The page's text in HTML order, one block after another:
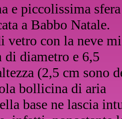
e piccolissima sfera
a Babbo Natale.
vetro con la neve
di diametro e 6,5
(2,5 cm sono
bollicina di aria
base ne lascia